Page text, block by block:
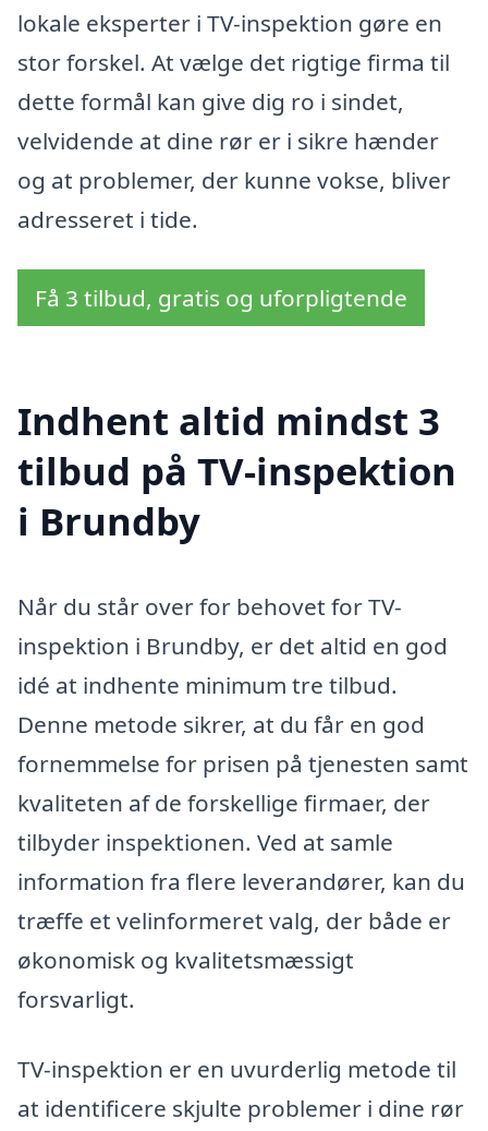
lokale eksperter i TV-inspektion gøre en
stor forskel. At vælge det rigtige firma til
dette formål kan give dig ro i sindet,
velvidende at dine rør er i sikre hænder
og at problemer, der kunne vokse, bliver
adresseret i tide.
Få 3 tilbud, gratis og uforpligtende
Indhent altid mindst 3
tilbud på TV-inspektion
i Brundby
Når du står over for behovet for TV-
inspektion i Brundby, er det altid en god
idé at indhente minimum tre tilbud.
Denne metode sikrer, at du får en god
fornemmelse for prisen på tjenesten samt
kvaliteten af de forskellige firmaer, der
tilbyder inspektionen. Ved at samle
information fra flere leverandører, kan du
træffe et velinformeret valg, der både er
økonomisk og kvalitetsmæssigt
forsvarligt.
TV-inspektion er en uvurderlig metode til
at identificere skjulte problemer i dine rør